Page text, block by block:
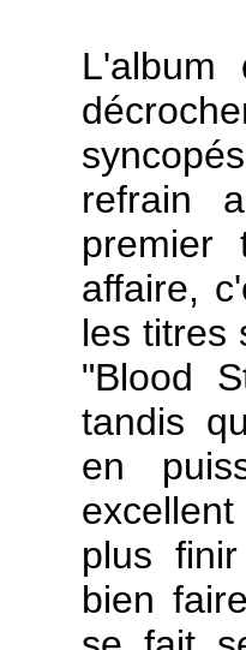
refrain
premier
affaire,
les titres
"Blood
tandis
en
plus
bien